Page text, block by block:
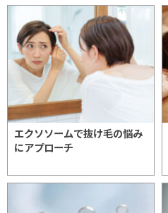
エクソソームで抜け毛の悩み
にアプローチ